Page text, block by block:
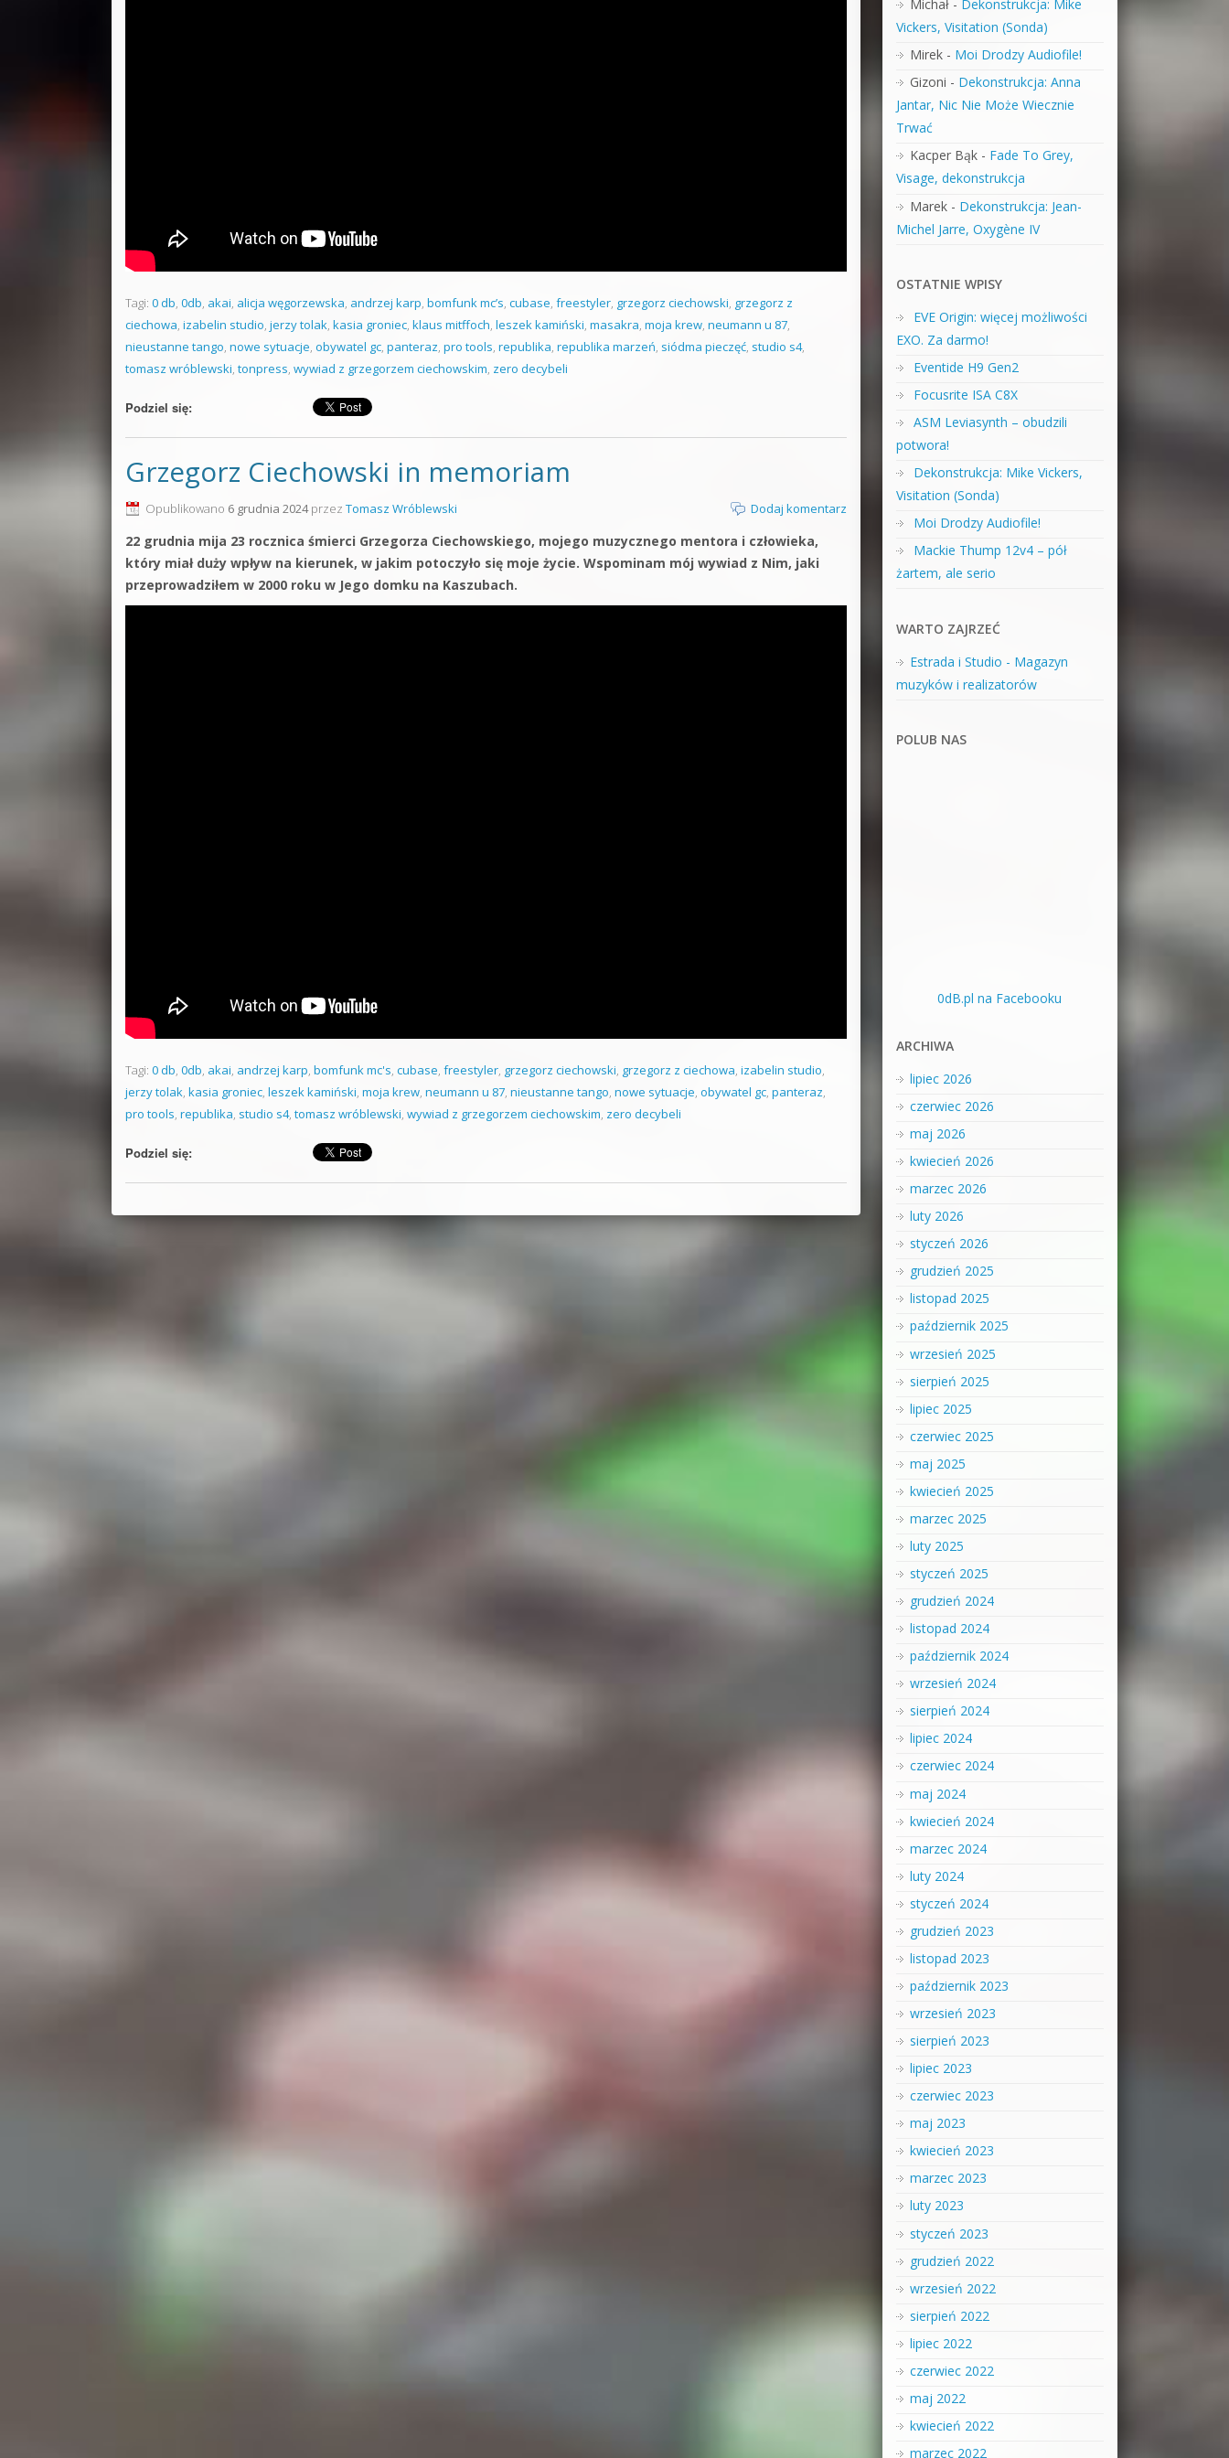
Tagi: 0 db, 0db, akai, alicja węgorzewska, andrzej karp, bomfunk mc’s, cubase, freestyler, grzegorz ciechowski, grzegorz z
ciechowa, izabelin studio, jerzy tolak, kasia groniec, klaus mitffoch, leszek kamiński, masakra, moja krew, neumann u 87,
nieustanne tango, nowe sytuacje, obywatel gc, panteraz, pro tools, republika, republika marzeń, siódma pieczęć, studio s4,
tomasz wróblewski, tonpress, wywiad z grzegorzem ciechowskim, zero decybeli
Podziel się:
Grzegorz Ciechowski in memoriam
Opublikowano 6 grudnia 2024przez Tomasz Wróblewski Dodaj komentarz
22 grudnia mija 23 rocznica śmierci Grzegorza Ciechowskiego, mojego muzycznego mentora i człowieka,
który miał duży wpływ na kierunek, w jakim potoczyło się moje życie. Wspominam mój wywiad z Nim, jaki
przeprowadziłem w 2000 roku w Jego domku na Kaszubach.
Tagi: 0 db, 0db, akai, andrzej karp, bomfunk mc's, cubase, freestyler, grzegorz ciechowski, grzegorz z ciechowa, izabelin studio,
jerzy tolak, kasia groniec, leszek kamiński, moja krew, neumann u 87, nieustanne tango, nowe sytuacje, obywatel gc, panteraz,
pro tools, republika, studio s4, tomasz wróblewski, wywiad z grzegorzem ciechowskim, zero decybeli
Podziel się:
Michał- Dekonstrukcja: Mike
Vickers, Visitation (Sonda)
Mirek- Moi Drodzy Audiofile!
Gizoni - Dekonstrukcja: Anna
Jantar, Nic Nie Może Wiecznie
Trwać
Kacper Bąk- Fade To Grey,
Visage, dekonstrukcja
Marek- Dekonstrukcja: Jean-
Michel Jarre, Oxygène IV
OSTATNIE WPISY
EVE Origin: więcej możliwości
EXO. Za darmo!
Eventide H9 Gen2
Focusrite ISA C8X
ASM Leviasynth – obudzili
potwora!
Dekonstrukcja: Mike Vickers,
Visitation (Sonda)
Moi Drodzy Audiofile!
Mackie Thump 12v4 – pół
żartem, ale serio
WARTO ZAJRZEĆ
Estrada i Studio - Magazyn
muzyków i realizatorów
POLUB NAS
0dB.pl na Facebooku
ARCHIWA
lipiec 2026
czerwiec 2026
maj 2026
kwiecień 2026
marzec 2026
luty 2026
styczeń 2026
grudzień 2025
listopad 2025
październik 2025
wrzesień 2025
sierpień 2025
lipiec 2025
czerwiec 2025
maj 2025
kwiecień 2025
marzec 2025
luty 2025
styczeń 2025
grudzień 2024
listopad 2024
październik 2024
wrzesień 2024
sierpień 2024
lipiec 2024
czerwiec 2024
maj 2024
kwiecień 2024
marzec 2024
luty 2024
styczeń 2024
grudzień 2023
listopad 2023
październik 2023
wrzesień 2023
sierpień 2023
lipiec 2023
czerwiec 2023
maj 2023
kwiecień 2023
marzec 2023
luty 2023
styczeń 2023
grudzień 2022
wrzesień 2022
sierpień 2022
lipiec 2022
czerwiec 2022
maj 2022
kwiecień 2022
marzec 2022